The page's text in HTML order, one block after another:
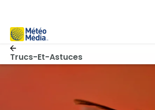
Trucs-Et-Astuces